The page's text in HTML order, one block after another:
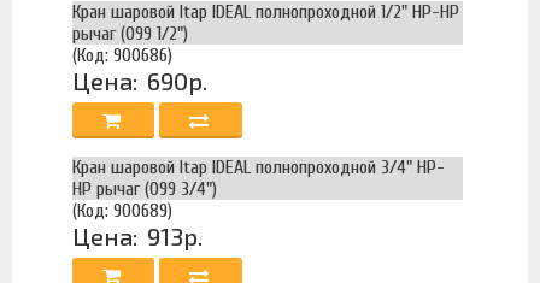
Кран шаровой Itap IDEAL полнопроходной 1/2" НР-НР
рычаг (099 1/2")
(Код: 900686)
Цена: 690р.
Кран шаровой Itap IDEAL полнопроходной 3/4" НР-
НР рычаг (099 3/4")
(Код: 900689)
Цена: 913р.